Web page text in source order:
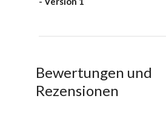
Bewertungen und
Rezensionen